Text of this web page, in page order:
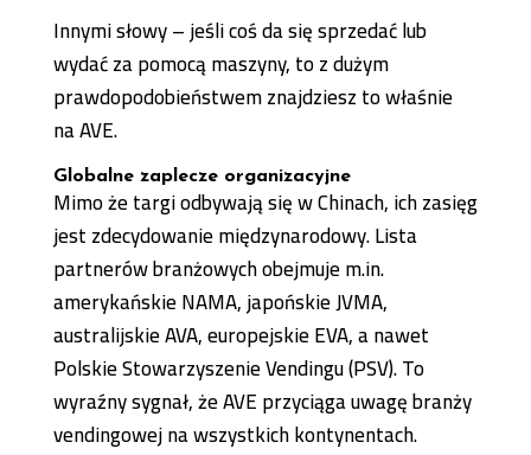
Innymi słowy – jeśli coś da się sprzedać lub
wydać za pomocą maszyny, to z dużym
prawdopodobieństwem znajdziesz to właśnie
na AVE.
Globalne zaplecze organizacyjne
Mimo że targi odbywają się w Chinach, ich zasięg
jest zdecydowanie międzynarodowy. Lista
partnerów branżowych obejmuje m.in.
amerykańskie NAMA, japońskie JVMA,
australijskie AVA, europejskie EVA, a nawet
Polskie Stowarzyszenie Vendingu (PSV). To
wyraźny sygnał, że AVE przyciąga uwagę branży
vendingowej na wszystkich kontynentach.